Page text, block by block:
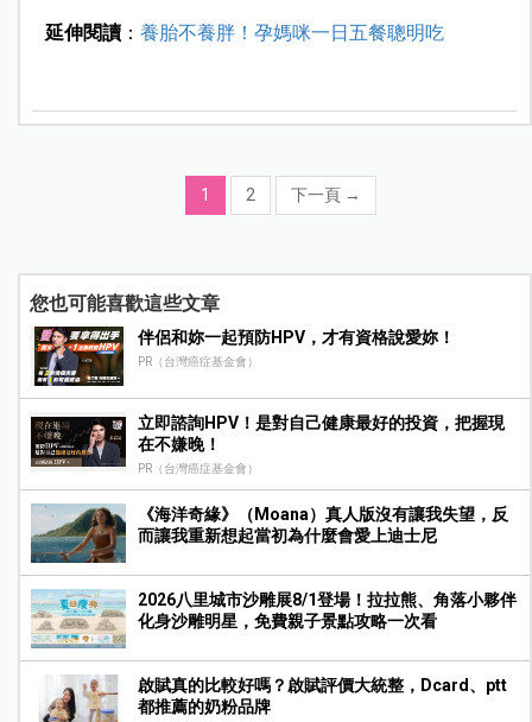
延伸閱讀： 養胎不養胖！孕媽咪一日五餐聰明吃
1 2 下一頁 →
您也可能喜歡這些文章
伴侶和妳一起預防HPV，才有資格說愛妳！
PR（台灣癌症基金會）
立即諮詢HPV！是對自己健康最好的投資，把握現
在不嫌晚！
PR（台灣癌症基金會）
《海洋奇緣》（Moana）真人版沒有讓我失望，反
而讓我重新想起當初為什麼會愛上迪士尼
2026八里城市沙雕展8/1登場！拉拉熊、角落小夥伴
化身沙雕明星，免費親子景點攻略一次看
啟賦真的比較好嗎？啟賦評價大統整，Dcard、ptt
都推薦的奶粉品牌